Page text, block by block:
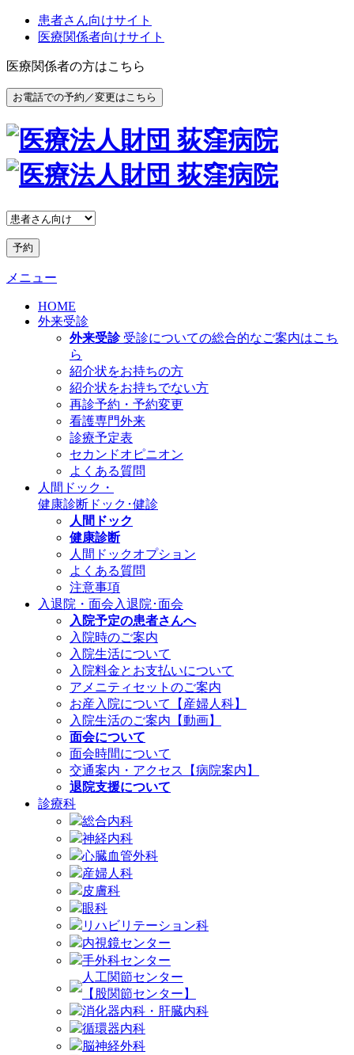
患者さん向けサイト
医療関係者向けサイト
医療関係者の方はこちら
お電話での予約／変更はこちら
予約
メニュー
HOME
外来受診
外来受診 受診についての総合的なご案内はこち
ら
紹介状をお持ちの方
紹介状をお持ちでない方
再診予約・予約変更
看護専門外来
診療予定表
セカンドオピニオン
よくある質問
人間ドック・
健康診断 ドック･健診
人間ドック
健康診断
人間ドックオプション
よくある質問
注意事項
入退院・面会 入退院･面会
入院予定の患者さんへ
入院時のご案内
入院生活について
入院料金とお支払いについて
アメニティセットのご案内
お産入院について【産婦人科】
入院生活のご案内【動画】
面会について
面会時間について
交通案内・アクセス【病院案内】
退院支援について
診療科
総合内科
神経内科
心臓血管外科
産婦人科
皮膚科
眼科
リハビリテーション科
内視鏡センター
手外科センター
人工関節センター
【股関節センター】
消化器内科・肝臓内科
循環器内科
脳神経外科